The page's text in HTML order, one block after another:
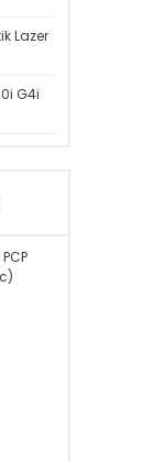
Lazer
G4i